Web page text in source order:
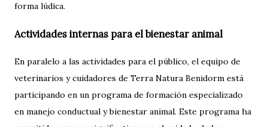
forma lúdica.
Actividades internas para el bienestar animal
En paralelo a las actividades para el público, el equipo de
veterinarios y cuidadores de Terra Natura Benidorm está
participando en un programa de formación especializado
en manejo conductual y bienestar animal. Este programa ha